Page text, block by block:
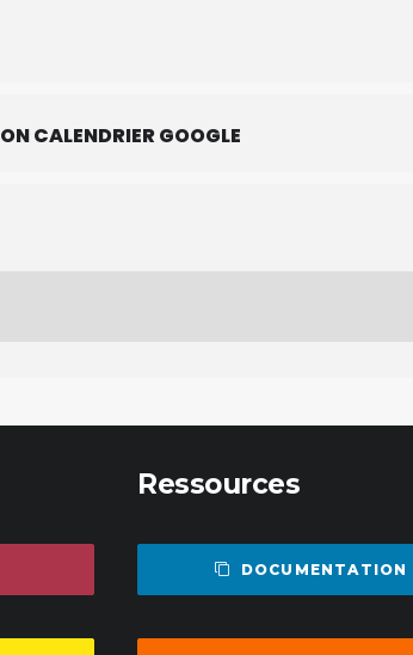
CALENDRIER GOOGLE
Ressources
DOCUMENTATION